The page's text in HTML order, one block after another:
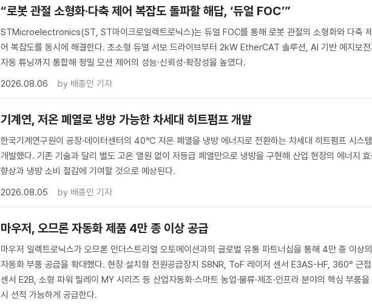
“로봇 관절 소형화·다축 제어 복잡도 돌파할 해답, ‘듀얼 FOC’”
STMicroelectronics(ST, ST마이크로일렉트로닉스)는 듀얼 FOC를 통해 로봇 관절의 소형화와 다축 제
어 복잡도를 동시에 해결한다. 초소형 듀얼 서보 드라이브부터 2kW EtherCAT 솔루션, AI 기반 예지보
자동 튜닝까지 통합해 정밀 모션 제어의 성능·신뢰성·확장성을 높였다.
2026.08.06
by 배종인 기자
기계연, 저온 폐열로 냉방 가능한 차세대 히트펌프 개발
한국기계연구원이 공장·데이터센터의 40℃ 저온 폐열을 냉방 에너지로 전환하는 차세대 히트펌프 시스
개발했다. 기존 기술과 달리 별도 고온 열원 없이 저등급 폐열만으로 냉방을 구현해 산업 현장의 에너지 효
향상과 냉방 소비 절감에 기여할 것으로 예상된다.
2026.08.05
by 배종인 기자
마우저, 오므론 자동화 제품 4만 종 이상 공급
마우저 일렉트로닉스가 오므론 인더스트리얼 오토메이션과의 글로벌 유통 파트너십을 통해 4만 종 이상의
자동화 부품 공급을 확대했다. 현장 설치형 전원공급장치 S8NR, ToF 레이저 센서 E3AS-HF, 360° 근접
센서 E2B, 소형 파워 릴레이 MY 시리즈 등 산업자동화·스마트 농업·물류·제조·인프라 분야의 핵심 부품을
시 선적 가능하게 공급한다.